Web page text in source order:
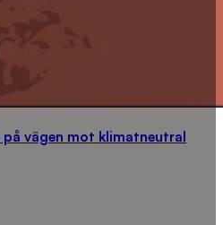
vägen mot klimatneutral